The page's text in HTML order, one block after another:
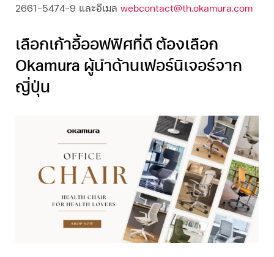
2661-5474-9 และอีเมล webcontact@th.okamura.com
เลือกเก้าอี้ออฟฟิศที่ดี ต้องเลือก
Okamura ผู้นำด้านเฟอร์นิเจอร์จาก
ญี่ปุ่น